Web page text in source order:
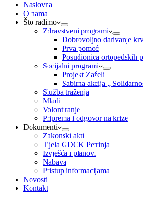
Naslovna
O nama
Što radimo
Zdravstveni programi
Dobrovoljno darivanje
Prva pomoć
Posudionica ortopedskih
Socijalni programi
Projekt Zaželi
Sabirna akcija „
Služba traženja
Mladi
Volontiranje
Priprema i odgovor na krize
Dokumenti
Zakonski akti
Tijela GDCK Petrinja
Izvješća i planovi
Nabava
Pristup informacijama
Novosti
Kontakt